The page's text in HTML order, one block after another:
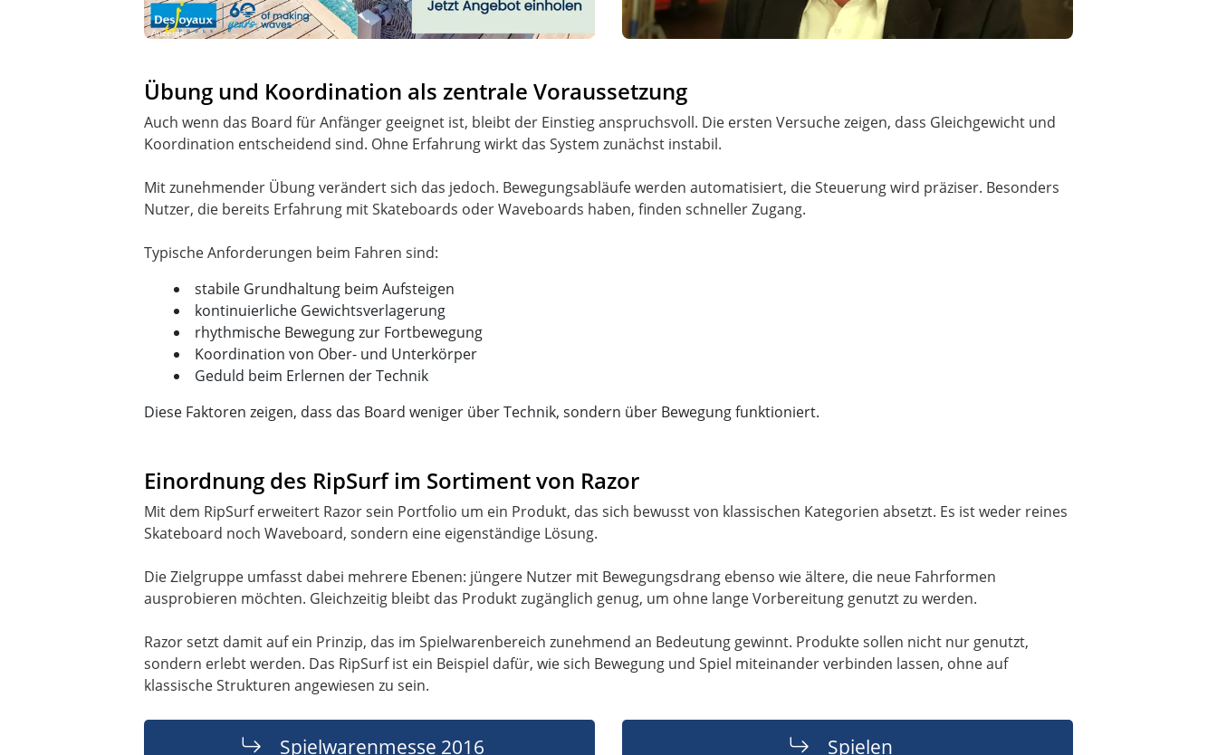
Anzeige
Übung und Koordination als zentrale Voraussetzung
Auch wenn das Board für Anfänger geeignet ist, bleibt der Einstieg anspruchsvoll. Die ersten Versuche zeigen, dass Gleichgewicht und
Koordination entscheidend sind. Ohne Erfahrung wirkt das System zunächst instabil.
Mit zunehmender Übung verändert sich das jedoch. Bewegungsabläufe werden automatisiert, die Steuerung wird präziser. Besonders
Nutzer, die bereits Erfahrung mit Skateboards oder Waveboards haben, finden schneller Zugang.
stabile Grundhaltung beim Aufsteigen
kontinuierliche Gewichtsverlagerung
rhythmische Bewegung zur Fortbewegung
Koordination von Ober- und Unterkörper
Geduld beim Erlernen der Technik
Diese Faktoren zeigen, dass das Board weniger über Technik, sondern über Bewegung funktioniert.
Einordnung des RipSurf im Sortiment von Razor
Mit dem RipSurf erweitert Razor sein Portfolio um ein Produkt, das sich bewusst von klassischen Kategorien absetzt. Es ist weder reines
Skateboard noch Waveboard, sondern eine eigenständige Lösung.
Die Zielgruppe umfasst dabei mehrere Ebenen: jüngere Nutzer mit Bewegungsdrang ebenso wie ältere, die neue Fahrformen
ausprobieren möchten. Gleichzeitig bleibt das Produkt zugänglich genug, um ohne lange Vorbereitung genutzt zu werden.
Razor setzt damit auf ein Prinzip, das im Spielwarenbereich zunehmend an Bedeutung gewinnt. Produkte sollen nicht nur genutzt,
sondern erlebt werden. Das RipSurf ist ein Beispiel dafür, wie sich Bewegung und Spiel miteinander verbinden lassen, ohne auf
klassische Strukturen angewiesen zu sein.
Spielwarenmesse 2016 Spielen